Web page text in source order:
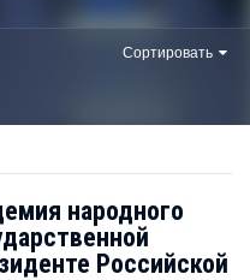
Сортировать
народного
Российской